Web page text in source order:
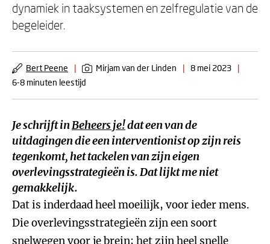
dynamiek in taaksystemen en zelfregulatie van de
begeleider.
Bert Peene | Mirjam van der Linden | 8 mei 2023
|
6-8 minuten leestijd
Je schrijft inBeheers je!dat een van de
uitdagingen die een interventionist op zijn reis
tegenkomt, het tackelen van zijn eigen
overlevingsstrategieën is. Dat lijkt me niet
gemakkelijk.
Dat is inderdaad heel moeilijk, voor ieder mens.
Die overlevingsstrategieën zijn een soort
snelwegen voor je brein; het zijn heel snelle